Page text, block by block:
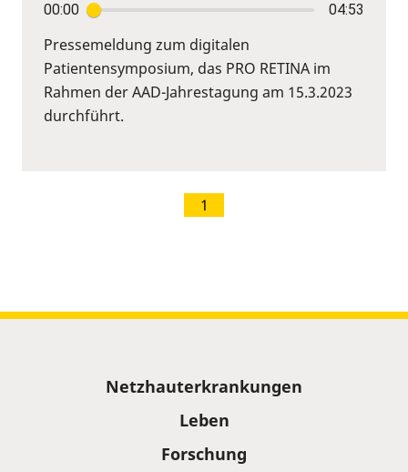
00:00 04:53
Pressemeldung zum digitalen
Patientensymposium, das PRO RETINA im
Rahmen der AAD-Jahrestagung am 15.3.2023
durchführt.
1
Netzhauterkrankungen
Leben
Forschung